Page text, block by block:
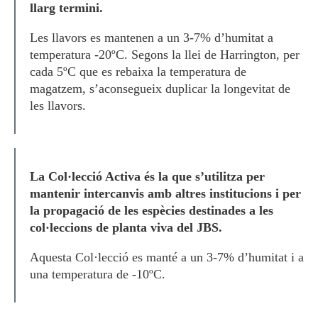
llarg termini.
Les llavors es mantenen a un 3-7% d’humitat a
temperatura -20ºC. Segons la llei de Harrington, per
cada 5ºC que es rebaixa la temperatura de
magatzem, s’aconsegueix duplicar la longevitat de
les llavors.
La Col·lecció Activa és la que s’utilitza per
mantenir intercanvis amb altres institucions i per
la propagació de les espècies destinades a les
col·leccions de planta viva del JBS.
Aquesta Col·lecció es manté a un 3-7% d’humitat i a
una temperatura de -10ºC.